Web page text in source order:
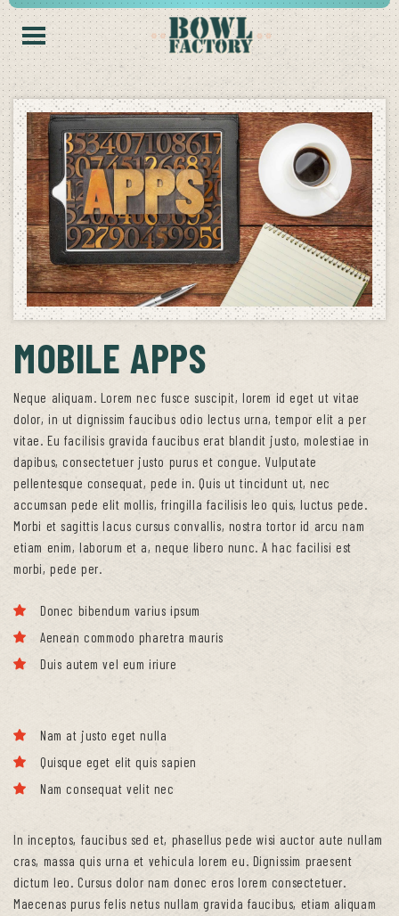
MOBILE APPS
Neque aliquam. Lorem nec fusce suscipit, lorem id eget ut vitae
dolor, in ut dignissim faucibus odio lectus urna, tempor elit a per
vitae. Eu facilisis gravida faucibus erat blandit justo, molestiae in
dapibus, consectetuer justo purus et congue. Vulputate
pellentesque consequat, pede in. Quis ut tincidunt ut, nec
accumsan pede elit mollis, fringilla facilisis leo quis, luctus pede.
Morbi et sagittis lacus cursus convallis, nostra tortor id arcu nam
etiam enim, laborum et a, neque libero nunc. A hac facilisi est
morbi, pede per.
Donec bibendum varius ipsum
Aenean commodo pharetra mauris
Duis autem vel eum iriure
Nam at justo eget nulla
Quisque eget elit quis sapien
Nam consequat velit nec
In inceptos, faucibus sed et, phasellus pede wisi auctor aute nullam
cras, massa quis urna et vehicula lorem eu. Dignissim praesent
dictum leo. Cursus dolor nam donec eros lorem consectetuer.
Maecenas purus felis netus nullam gravida faucibus, etiam aliquam